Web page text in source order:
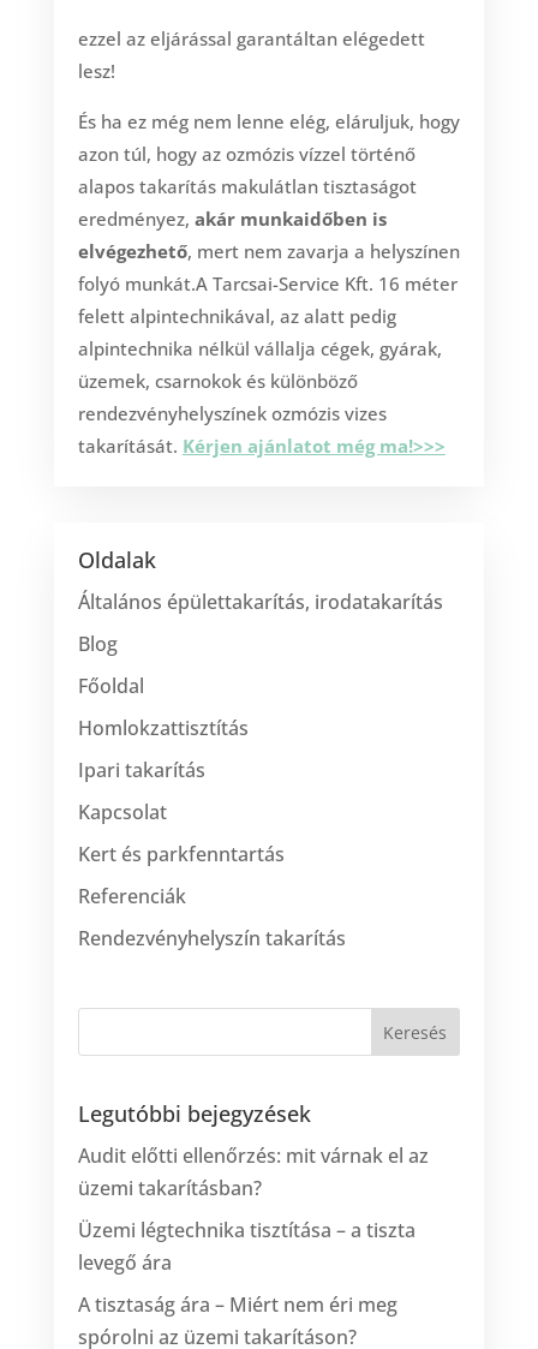
ezzel az eljárással garantáltan elégedett
lesz!
És ha ez még nem lenne elég, eláruljuk, hogy
azon túl, hogy az ozmózis vízzel történő
alapos takarítás makulátlan tisztaságot
eredményez, akár munkaidőben is
elvégezhető, mert nem zavarja a helyszínen
folyó munkát.A Tarcsai-Service Kft. 16 méter
felett alpintechnikával, az alatt pedig
alpintechnika nélkül vállalja cégek, gyárak,
üzemek, csarnokok és különböző
rendezvényhelyszínek ozmózis vizes
takarítását. Kérjen ajánlatot még ma!>>>
Oldalak
Általános épülettakarítás, irodatakarítás
Blog
Főoldal
Homlokzattisztítás
Ipari takarítás
Kapcsolat
Kert és parkfenntartás
Referenciák
Rendezvényhelyszín takarítás
Legutóbbi bejegyzések
Audit előtti ellenőrzés: mit várnak el az
üzemi takarításban?
Üzemi légtechnika tisztítása – a tiszta
levegő ára
A tisztaság ára – Miért nem éri meg
spórolni az üzemi takarításon?